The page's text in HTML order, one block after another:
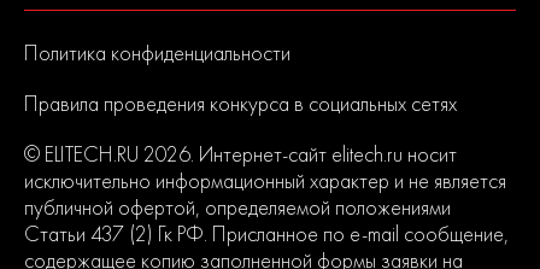
Политика конфиденциальности
Правила проведения конкурса в социальных сетях
© ELITECH.RU 2026. Интернет-сайт elitech.ru носит
исключительно информационный характер и не является
публичной офертой, определяемой положениями
Статьи 437 (2) Гк РФ. Присланное по e-mail сообщение,
содержащее копию заполненной формы заявки на